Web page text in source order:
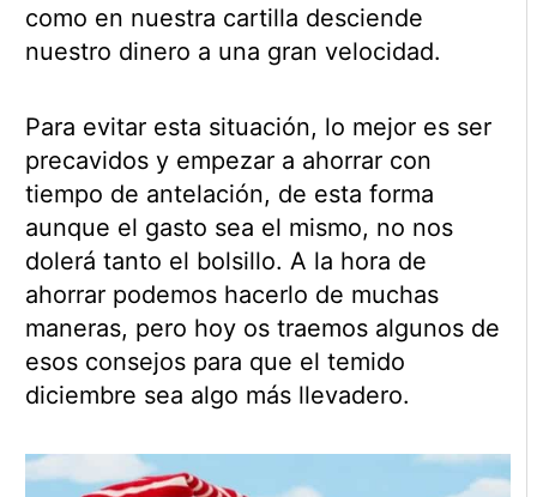
como en nuestra cartilla desciende
nuestro dinero a una gran velocidad.
Para evitar esta situación, lo mejor es ser
precavidos y empezar a ahorrar con
tiempo de antelación, de esta forma
aunque el gasto sea el mismo, no nos
dolerá tanto el bolsillo. A la hora de
ahorrar podemos hacerlo de muchas
maneras, pero hoy os traemos algunos de
esos consejos para que el temido
diciembre sea algo más llevadero.